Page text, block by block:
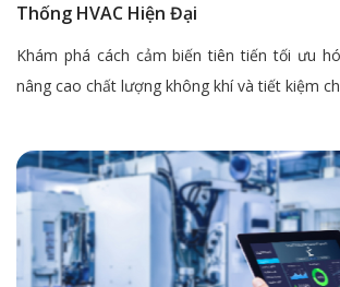
Thống HVAC Hiện Đại
Khám phá cách cảm biến tiên tiến tối ưu
nâng cao chất lượng không khí và tiết kiệm